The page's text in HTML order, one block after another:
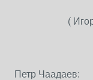
(
Петр Чаадаев: